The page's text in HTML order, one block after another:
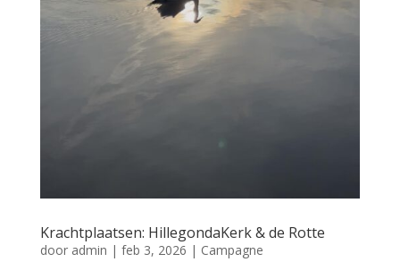
Krachtplaatsen: HillegondaKerk & de Rotte
door admin | feb 3, 2026 | Campagne